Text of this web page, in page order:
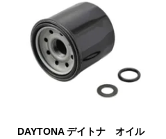
DAYTONA デイトナ オイル